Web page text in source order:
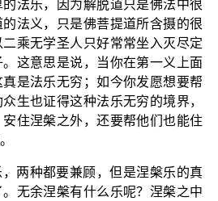
的法乐，因为解脱道只是佛法中很
法义，只是佛菩提道所含摄的很
乘无学圣人只好常常坐入灭尽定
这意思是说，当你在第一义上面
是法乐无穷；如今你发愿想要帮
生也证得这种法乐无穷的境界，
住涅槃之外，还要帮他们也能住
两种都要兼顾，但是涅槃乐的真
无余涅槃有什么乐呢？涅槃之中